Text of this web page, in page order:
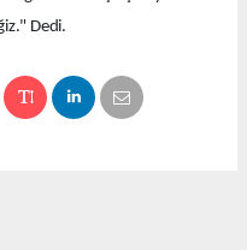
Dedi.